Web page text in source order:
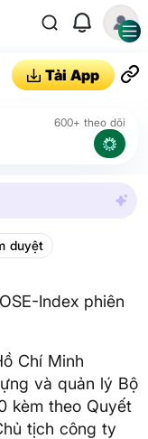
Tải App
600+ theo dõi
duyệt
Index phiên
Chí Minh
và quản lý Bộ
kèm theo Quyết
tịch công ty